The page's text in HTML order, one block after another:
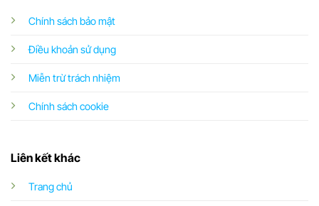
Chính sách bảo mật
Điều khoản sử dụng
Miễn trừ trách nhiệm
Chính sách cookie
Liên kết khác
Trang chủ